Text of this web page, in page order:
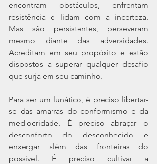
encontram obstáculos, enfrentam
resistência e lidam com a incerteza.
Mas são persistentes, perseveram
mesmo diante das adversidades.
Acreditam em seu propósito e estão
dispostos a superar qualquer desafio
que surja em seu caminho.
Para ser um lunático, é preciso libertar-
se das amarras do conformismo e da
mediocridade. É preciso abraçar o
desconforto do desconhecido e
enxergar além das fronteiras do
possível. É preciso cultivar a